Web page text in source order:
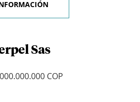
Sas
COP